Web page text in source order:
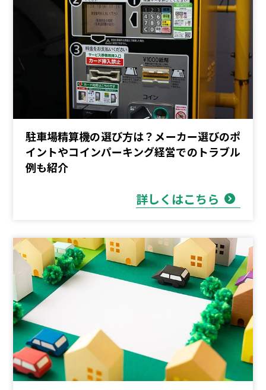
駐車場精算機の選び方は？メーカー選びのポ
イントやコインパーキング経営でのトラブル
例も紹介
詳しくはこちら